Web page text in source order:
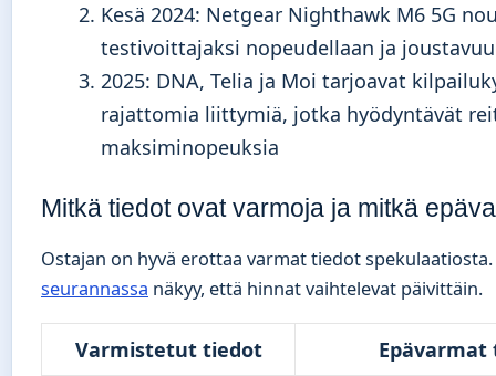
Kesä 2024: Netgear Nighthawk M6 5G
testivoittajaksi nopeudellaan ja
2025: DNA, Telia ja Moi tarjoavat
rajattomia liittymiä, jotka hyödyntävät
maksiminopeuksia
Mitkä tiedot ovat varmoja ja mitkä
Ostajan on hyvä erottaa varmat tiedot spekulaatiosta.
seurannassa näkyy, että hinnat vaihtelevat päivittäin.
Varmistetut tiedot